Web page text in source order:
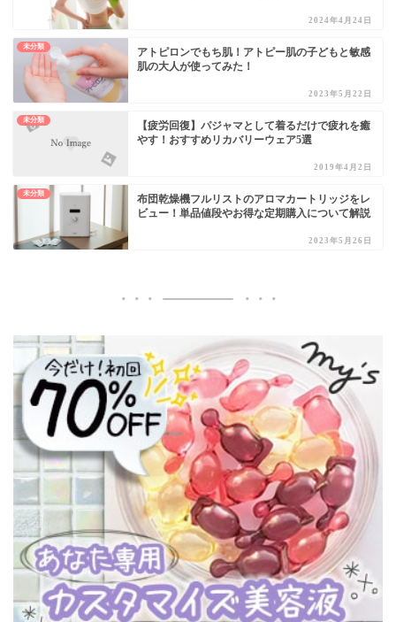
2024年4月24日
未分類
アトピロンでもち肌！アトピー肌の子どもと敏感
肌の大人が使ってみた！
2023年5月22日
未分類
【疲労回復】パジャマとして着るだけで疲れを癒
やす！おすすめリカバリーウェア5選
2019年4月2日
未分類
布団乾燥機フルリストのアロマカートリッジをレ
ビュー！単品値段やお得な定期購入について解説
2023年5月26日